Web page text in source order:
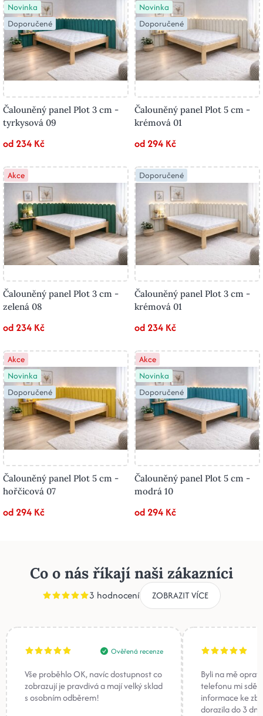
Novinka
Doporučené
Čalouněný panel Plot 3 cm -
tyrkysová 09
od 234 Kč
Novinka
Doporučené
Čalouněný panel Plot 5 cm -
krémová 01
od 294 Kč
Akce
Čalouněný panel Plot 3 cm -
zelená 08
od 234 Kč
Doporučené
Čalouněný panel Plot 3 cm -
krémová 01
od 234 Kč
Akce
Novinka
Doporučené
Čalouněný panel Plot 5 cm -
hořčicová 07
od 294 Kč
Akce
Novinka
Doporučené
Čalouněný panel Plot 5 cm -
modrá 10
od 294 Kč
Co o nás říkají naši zákazníci
3 hodnocení ZOBRAZIT VÍCE
Ověřená recenze
Vše proběhlo OK, navíc dostupnost co
zobrazují je pravdivá a mají velký sklad
s osobním odběrem!
Byli na mě
telefonu mi
informace ke
dorazila do 3